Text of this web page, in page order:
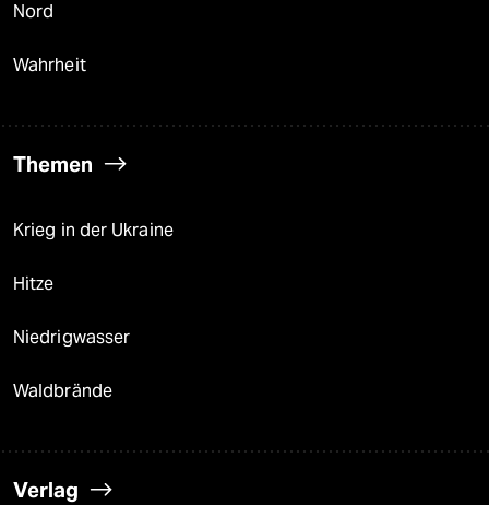
Nord
Wahrheit
Themen
Krieg in der Ukraine
Hitze
Niedrigwasser
Waldbrände
Verlag